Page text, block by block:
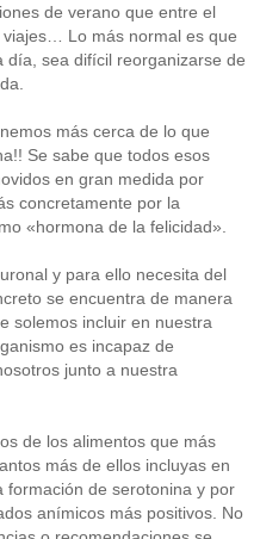
de verano que entre el
Lo más normal es que
sea difícil reorganizarse de
más cerca de lo que
Se sabe que todos esos
en gran medida por
concretamente por la
«hormona de la felicidad».
y para ello necesita del
se encuentra de manera
solemos incluir en nuestra
es incapaz de
junto a nuestra
de los alimentos que más
más de ellos incluyas en
formación de serotonina y por
anímicos más positivos. No